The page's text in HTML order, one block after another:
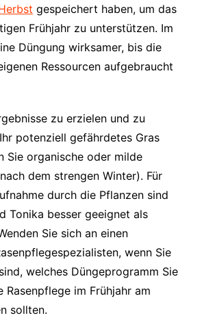
gespeichert haben, um das
Frühjahr zu unterstützen. Im
Düngung wirksamer, bis die
Ressourcen aufgebraucht
zu erzielen und zu
potenziell gefährdetes Gras
Sie organische oder milde
dem strengen Winter). Für
durch die Pflanzen sind
Tonika besser geeignet als
Sie sich an einen
wenn Sie
welches Düngeprogramm Sie
Rasenpflege im Frühjahr am
sollten.